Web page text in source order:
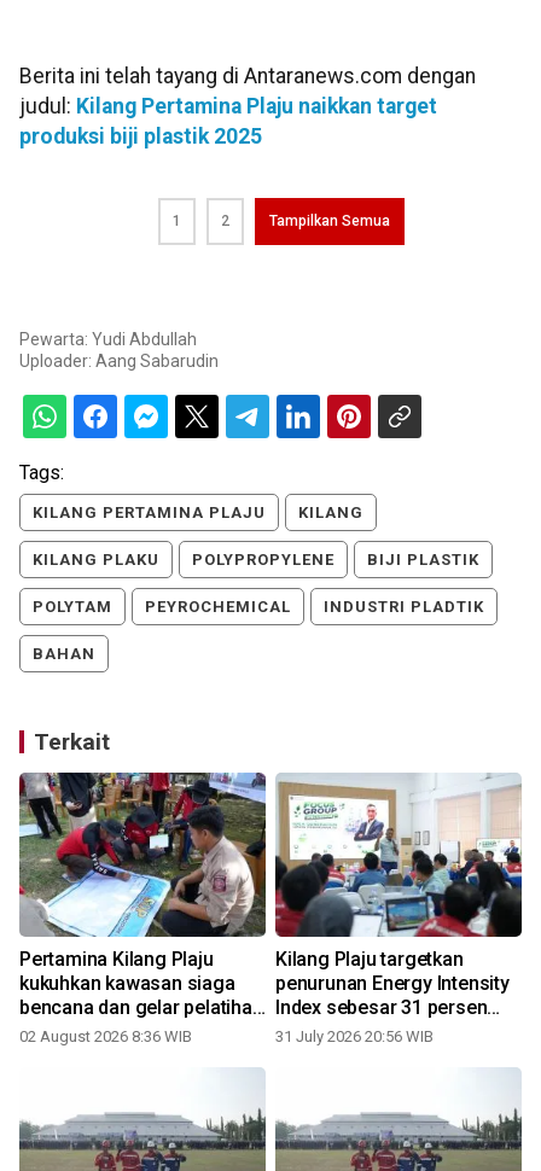
Berita ini telah tayang di Antaranews.com dengan
judul: Kilang Pertamina Plaju naikkan target
produksi biji plastik 2025
1 2 Tampilkan Semua
Pewarta: Yudi Abdullah
Uploader: Aang Sabarudin
Tags:
KILANG PERTAMINA PLAJU KILANG
KILANG PLAKU POLYPROPYLENE BIJI PLASTIK
POLYTAM PEYROCHEMICAL INDUSTRI PLADTIK
BAHAN
Terkait
Pertamina Kilang Plaju
kukuhkan kawasan siaga
bencana dan gelar pelatihan
mitigasi
02 August 2026 8:36 WIB
Kilang Plaju targetkan
penurunan Energy Intensity
Index sebesar 31 persen
pada 2036
31 July 2026 20:56 WIB